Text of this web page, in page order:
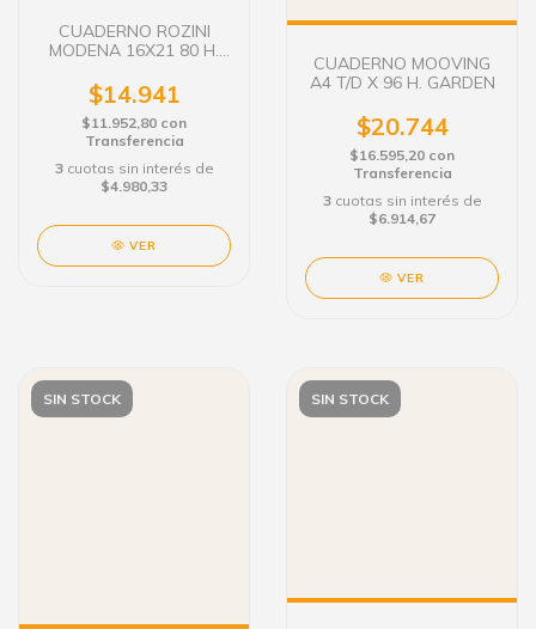
CUADERNO ROZINI
MODENA 16X21 80 H.
$14.941
$11.952,80 con
Transferencia
3 cuotas sin interés de
$4.980,33
VER
CUADERNO MOOVING
A4 T/D X 96 H. GARDEN
$20.744
$16.595,20 con
Transferencia
3 cuotas sin interés de
$6.914,67
VER
SIN STOCK SIN STOCK